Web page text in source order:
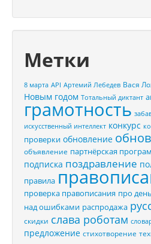
Метки
8 марта API Артемий Лебедев Вася
Новым годом Тотальный диктант
грамотность
искусственный интеллект конкурс
проверки обновление
объявление партнёрская
подписка поздравление
правила
проверка правописания про
над ошибками распродажа
скидки слава роботам
предложение стихотворение